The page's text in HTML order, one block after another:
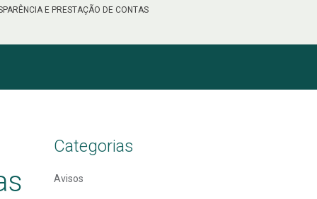
E PRESTAÇÃO DE CONTAS
Categorias
Avisos